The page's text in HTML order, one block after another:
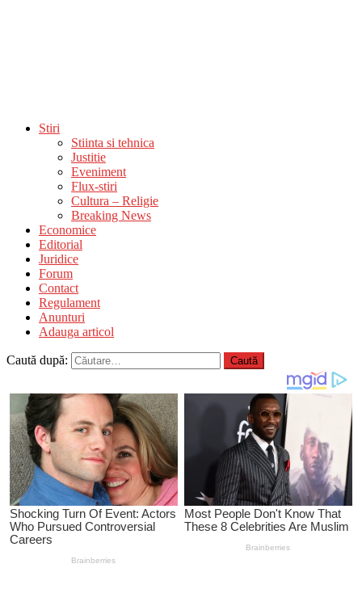
Stiri
Stiinta si tehnica
Justitie
Eveniment
Flux-stiri
Cultura – Religie
Breaking News
Economice
Editorial
Juridice
Forum
Contact
Regulament
Anunturi
Adauga articol
Caută după: